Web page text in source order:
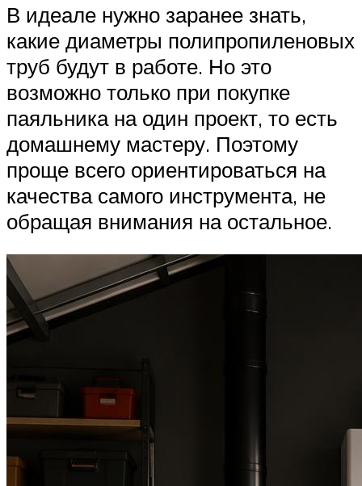
В идеале нужно заранее знать,
какие диаметры полипропиленовых
труб будут в работе. Но это
возможно только при покупке
паяльника на один проект, то есть
домашнему мастеру. Поэтому
проще всего ориентироваться на
качества самого инструмента, не
обращая внимания на остальное.